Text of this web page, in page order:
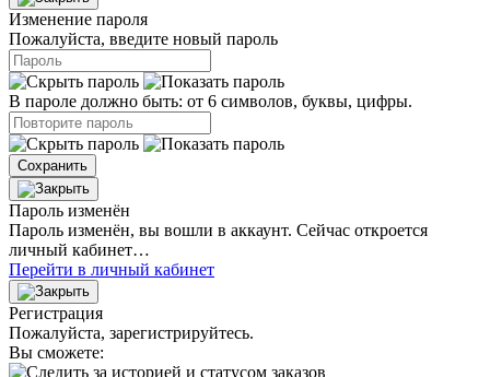
Изменение пароля
Пожалуйста, введите новый пароль
В пароле должно быть: от 6 символов, буквы, цифры.
Сохранить
Пароль изменён
Пароль изменён, вы вошли в аккаунт. Сейчас откроется
личный кабинет…
Перейти в личный кабинет
Регистрация
Пожалуйста, зарегистрируйтесь.
Вы сможете: